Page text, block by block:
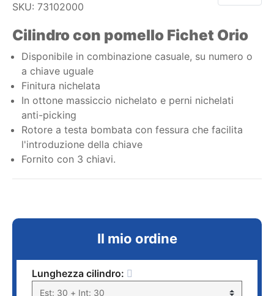
SKU: 73102000
Cilindro con pomello Fichet Orio
Disponibile in combinazione casuale, su numero o
a chiave uguale
Finitura nichelata
In ottone massiccio nichelato e perni nichelati
anti-picking
Rotore a testa bombata con fessura che facilita
l'introduzione della chiave
Fornito con 3 chiavi.
Il mio ordine
Lunghezza cilindro: